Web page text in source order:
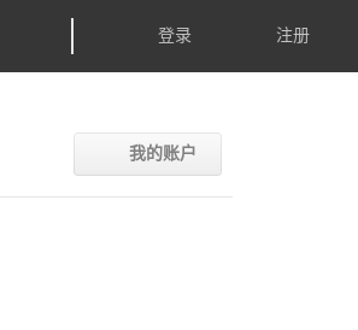
登录 注册
我的账户